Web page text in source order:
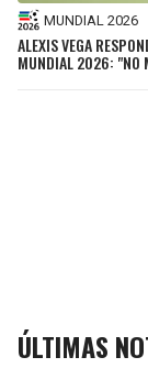
MUNDIAL 2026
ALEXIS VEGA
MUNDIAL 2026: "NO
ÚLTIMAS